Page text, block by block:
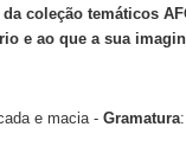
da coleção temáticos
e ao que a sua
e macia - Gramatura